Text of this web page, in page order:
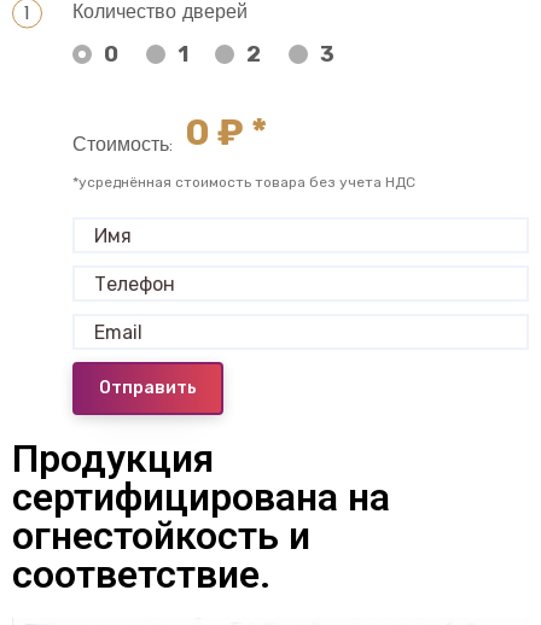
Количество дверей
0 1 2 3
Стоимость: 0 ₽ *
*усреднённая стоимость товара без учета НДС
Отправить
Продукция
сертифицирована на
огнестойкость и
соответствие.